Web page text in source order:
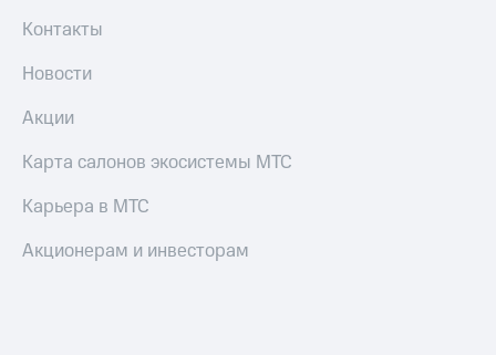
Контакты
Новости
Акции
Карта салонов экосистемы МТС
Карьера в МТС
Акционерам и инвесторам